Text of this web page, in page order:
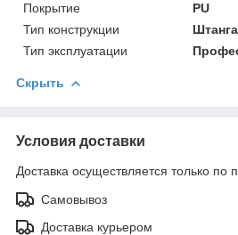
Покрытие
PU
Тип конструкции
Штанга
Тип эксплуатации
Скрыть
Условия доставки
Доставка осуществляется только по
Самовывоз
Доставка курьером